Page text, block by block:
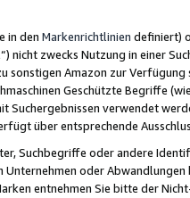
in den Markenrichtlinien definiert)
nicht zwecks Nutzung in einer
sonstigen Amazon zur
Geschützte Begriffe
Suchergebnissen verwendet
über entsprechende
Suchbegriffe oder andere
Unternehmen oder
entnehmen Sie bitte der